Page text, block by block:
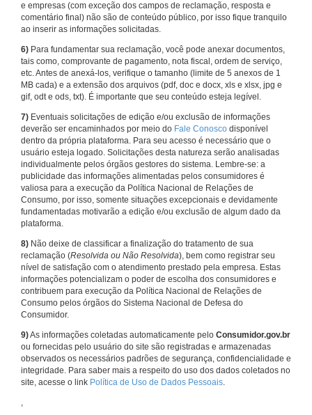
e empresas (com exceção dos campos de reclamação, resposta e
comentário final) não são de conteúdo público, por isso fique tranquilo
ao inserir as informações solicitadas.
6) Para fundamentar sua reclamação, você pode anexar documentos,
tais como, comprovante de pagamento, nota fiscal, ordem de serviço,
etc. Antes de anexá-los, verifique o tamanho (limite de 5 anexos de 1
MB cada) e a extensão dos arquivos (pdf, doc e docx, xls e xlsx, jpg e
gif, odt e ods, txt). É importante que seu conteúdo esteja legível.
7) Eventuais solicitações de edição e/ou exclusão de informações
deverão ser encaminhados por meio do Fale Conosco disponível
dentro da própria plataforma. Para seu acesso é necessário que o
usuário esteja logado. Solicitações desta natureza serão analisadas
individualmente pelos órgãos gestores do sistema. Lembre-se: a
publicidade das informações alimentadas pelos consumidores é
valiosa para a execução da Política Nacional de Relações de
Consumo, por isso, somente situações excepcionais e devidamente
fundamentadas motivarão a edição e/ou exclusão de algum dado da
plataforma.
8) Não deixe de classificar a finalização do tratamento de sua
reclamação (Resolvida ou Não Resolvida), bem como registrar seu
nível de satisfação com o atendimento prestado pela empresa. Estas
informações potencializam o poder de escolha dos consumidores e
contribuem para execução da Política Nacional de Relações de
Consumo pelos órgãos do Sistema Nacional de Defesa do
Consumidor.
9)As informações coletadas automaticamente pelo Consumidor.gov.br
ou fornecidas pelo usuário do site são registradas e armazenadas
observados os necessários padrões de segurança, confidencialidade e
integridade. Para saber mais a respeito do uso dos dados coletados no
site, acesse o link Política de Uso de Dados Pessoais.
,